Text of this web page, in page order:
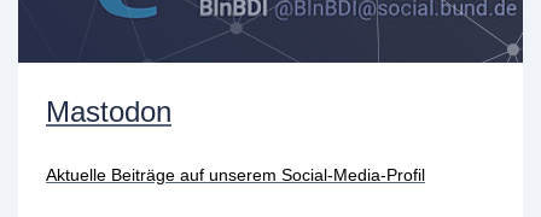
Mastodon
Aktuelle Beiträge auf unserem Social-Media-Profil